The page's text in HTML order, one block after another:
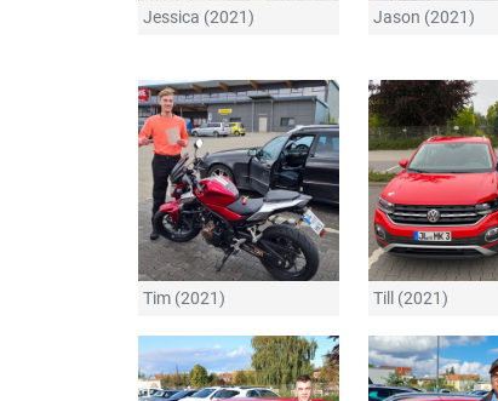
Jessica (2021) Jason (2021)
Tim (2021) Till (2021)